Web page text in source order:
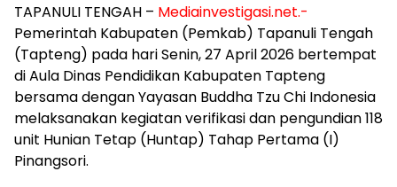
TAPANULI TENGAH – Mediainvestigasi.net.-
Pemerintah Kabupaten (Pemkab) Tapanuli Tengah
(Tapteng) pada hari Senin, 27 April 2026 bertempat
di Aula Dinas Pendidikan Kabupaten Tapteng
bersama dengan Yayasan Buddha Tzu Chi Indonesia
melaksanakan kegiatan verifikasi dan pengundian 118
unit Hunian Tetap (Huntap) Tahap Pertama (I)
Pinangsori.